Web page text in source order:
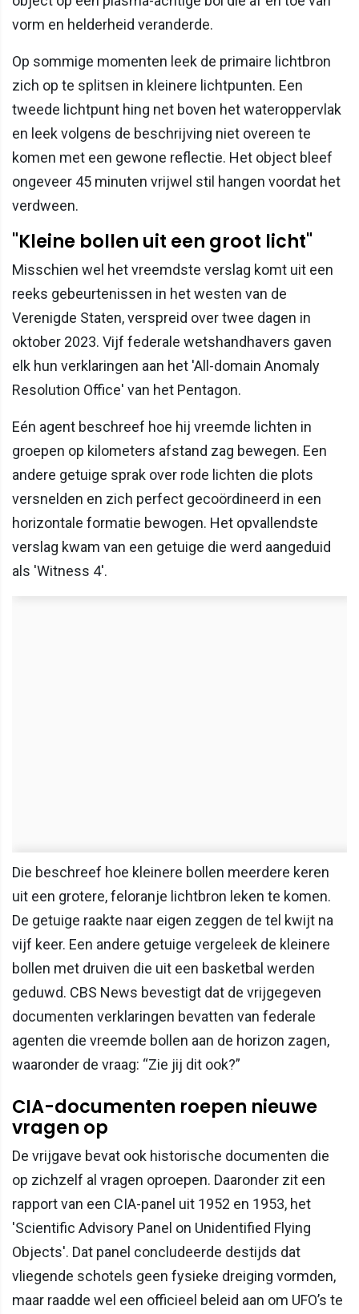
vorm en helderheid veranderde.
Op sommige momenten leek de primaire lichtbron
zich op te splitsen in kleinere lichtpunten. Een
tweede lichtpunt hing net boven het wateroppervlak
en leek volgens de beschrijving niet overeen te
komen met een gewone reflectie. Het object bleef
ongeveer 45 minuten vrijwel stil hangen voordat het
verdween.
"Kleine bollen uit een groot licht"
Misschien wel het vreemdste verslag komt uit een
reeks gebeurtenissen in het westen van de
Verenigde Staten, verspreid over twee dagen in
oktober 2023. Vijf federale wetshandhavers gaven
elk hun verklaringen aan het 'All-domain Anomaly
Resolution Office' van het Pentagon.
Eén agent beschreef hoe hij vreemde lichten in
groepen op kilometers afstand zag bewegen. Een
andere getuige sprak over rode lichten die plots
versnelden en zich perfect gecoördineerd in een
horizontale formatie bewogen. Het opvallendste
verslag kwam van een getuige die werd aangeduid
als 'Witness 4'.
Die beschreef hoe kleinere bollen meerdere keren
uit een grotere, feloranje lichtbron leken te komen.
De getuige raakte naar eigen zeggen de tel kwijt na
vijf keer. Een andere getuige vergeleek de kleinere
bollen met druiven die uit een basketbal werden
geduwd. CBS News bevestigt dat de vrijgegeven
documenten verklaringen bevatten van federale
agenten die vreemde bollen aan de horizon zagen,
waaronder de vraag: “Zie jij dit ook?”
CIA-documenten roepen nieuwe
vragen op
De vrijgave bevat ook historische documenten die
op zichzelf al vragen oproepen. Daaronder zit een
rapport van een CIA-panel uit 1952 en 1953, het
'Scientific Advisory Panel on Unidentified Flying
Objects'. Dat panel concludeerde destijds dat
vliegende schotels geen fysieke dreiging vormden,
maar raadde wel een officieel beleid aan om UFO’s te